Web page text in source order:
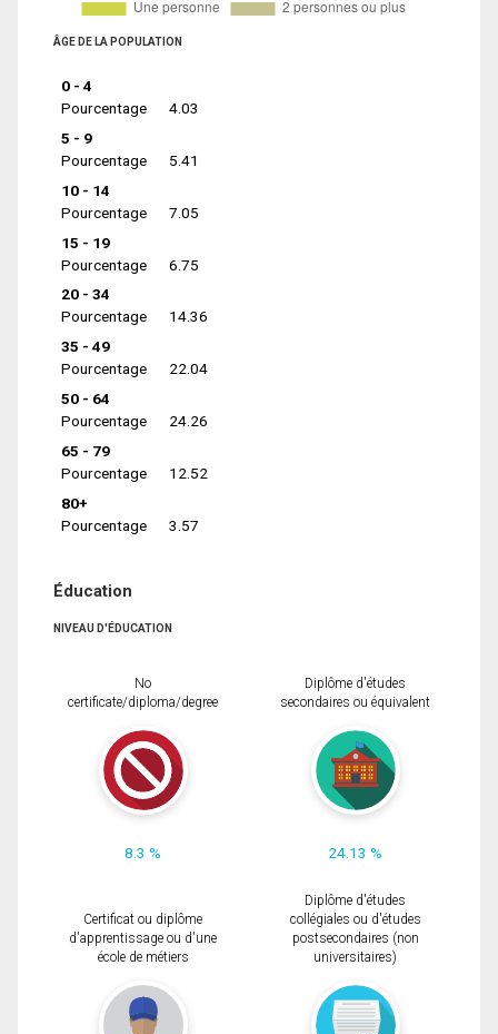
ÂGE DE LA POPULATION
0 - 4
Pourcentage
4.03
5 - 9
Pourcentage
5.41
10 - 14
Pourcentage
7.05
15 - 19
Pourcentage
6.75
20 - 34
Pourcentage
14.36
35 - 49
Pourcentage
22.04
50 - 64
Pourcentage
24.26
65 - 79
Pourcentage
12.52
80+
Pourcentage
3.57
Éducation
NIVEAU D'ÉDUCATION
No
certificate/diploma/degree
8.3 %
Diplôme d'études
secondaires ou équivalent
24.13 %
Certificat ou diplôme
d'apprentissage ou d'une
école de métiers
Diplôme d'études
collégiales ou d'études
postsecondaires (non
universitaires)